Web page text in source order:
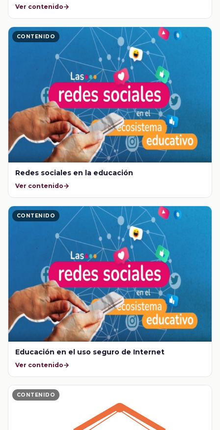
Ver contenido
CONTENIDO
Redes sociales en la educación
Ver contenido
CONTENIDO
Educación en el uso seguro de Internet
Ver contenido
CONTENIDO